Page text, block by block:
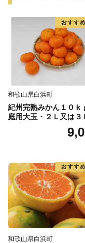
さらに豊かな自然
力ある食文化など
高まっています。
和歌山県白浜町
紀州完熟みかん１０ｋ
庭用大玉・２Ｌ又は３
和歌山県白浜町